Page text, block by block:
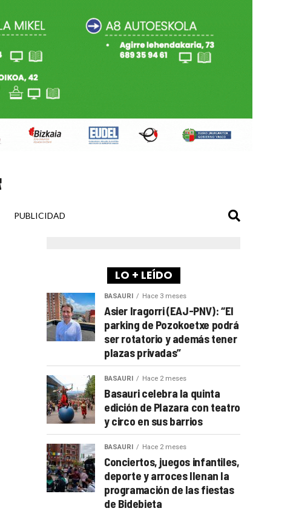
PUBLICIDAD
LO + LEÍDO
BASAURI Hace 3 meses
Asier Iragorri (EAJ-PNV): “El
parking de Pozokoetxe podrá
ser rotatorio y además tener
plazas privadas”
BASAURI Hace 2 meses
Basauri celebra la quinta
edición de Plazara con teatro
y circo en sus barrios
BASAURI Hace 2 meses
Conciertos, juegos infantiles,
deporte y arroces llenan la
programación de las fiestas
de Bidebieta